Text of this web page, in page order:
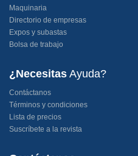
Maquinaria
Directorio de empresas
Expos y subastas
Bolsa de trabajo
¿Necesitas Ayuda?
Contáctanos
Términos y condiciones
Lista de precios
Suscríbete a la revista